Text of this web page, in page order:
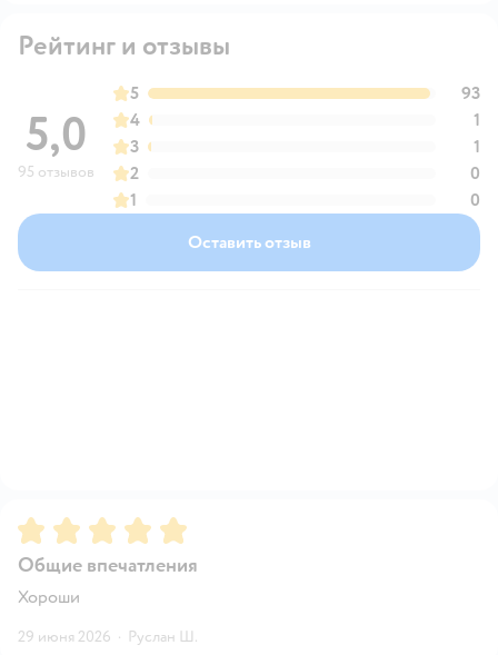
Рейтинг и отзывы
5,0
95 отзывов
5
93
4
1
3
1
2
0
1
0
Оставить отзыв
Рейтинг:5
Общие впечатления
Хороши
29 июня 2026 · Руслан Ш.